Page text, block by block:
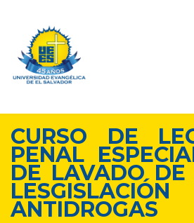
CURSO DE
PENAL
DE LAVADO DE
LESGISLACIÓN
ANTIDROGAS